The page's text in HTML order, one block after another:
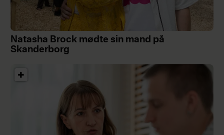
Natasha Brock mødte sin mand på
Skanderborg